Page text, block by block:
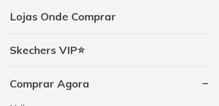
Lojas Onde Comprar
Skechers VIP⭐
Comprar Agora